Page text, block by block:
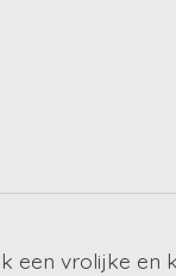
een vrolijke en